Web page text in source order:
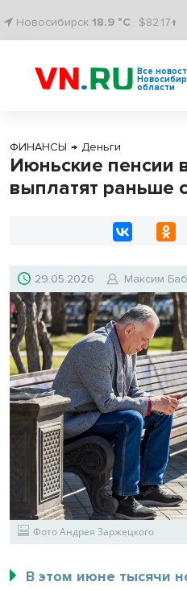
Новосибирск 18.9 °C $82.17↑
Все
области
ФИНАНСЫ → Деньги
Июньские пенсии
выплатят раньше
29.05.2026 Максим
Фото Андрея Заржецкого
В этом июне тысячи